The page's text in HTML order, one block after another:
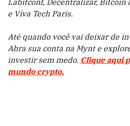
Labitconf, Decentralizar, Bitcoin
e Viva Tech Paris.
Até quando você vai deixar de
Abra sua conta na Mynt e
investir sem medo. Clique aqui
mundo crypto.